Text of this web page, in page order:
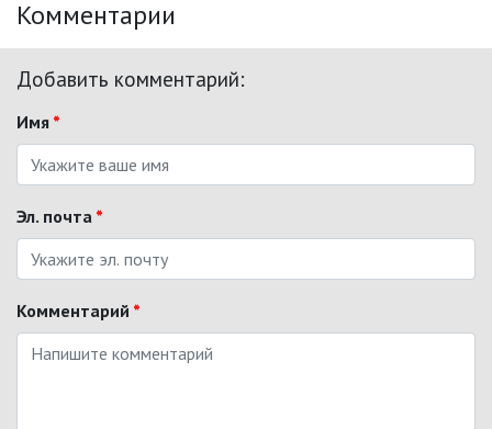
Комментарии
Добавить комментарий:
Имя *
Эл. почта *
Комментарий *